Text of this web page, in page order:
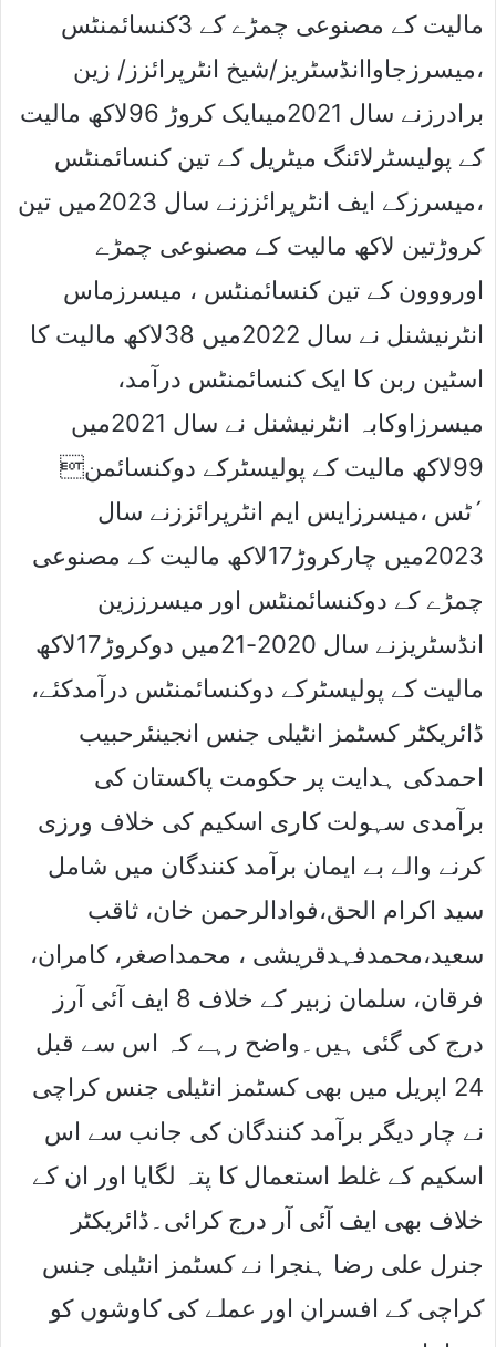
مالیت کے مصنوعی چمڑے کے 3کنسائمنٹس
،میسرزجاواانڈسٹریز/شیخ انٹرپرائزز/ زین
برادرزنے سال 2021میںایک کروڑ 96لاکھ مالیت
کے پولیسٹرلائنگ میٹریل کے تین کنسائمنٹس
،میسرزکے ایف انٹرپرائززنے سال 2023میں تین
کروڑتین لاکھ مالیت کے مصنوعی چمڑے
اورووون کے تین کنسائمنٹس ، میسرزماس
انٹرنیشنل نے سال 2022میں 38لاکھ مالیت کا
اسٹین ربن کا ایک کنسائمنٹس درآمد،
میسرزاوکابہ انٹرنیشنل نے سال 2021میں
99لاکھ مالیت کے پولیسٹرکے دوکنسائمن
´ٹس ،میسرزایس ایم انٹرپرائززنے سال
2023میں چارکروڑ17لاکھ مالیت کے مصنوعی
چمڑے کے دوکنسائمنٹس اور میسرززین
انڈسٹریزنے سال 2020-21میں دوکروڑ17لاکھ
مالیت کے پولیسٹرکے دوکنسائمنٹس درآمدکئے،
ڈائریکٹر کسٹمز انٹیلی جنس انجینئرحبیب
احمدکی ہدایت پر حکومت پاکستان کی
برآمدی سہولت کاری اسکیم کی خلاف ورزی
کرنے والے بے ایمان برآمد کنندگان میں شامل
سید اکرام الحق،فوادالرحمن خان، ثاقب
سعید،محمدفہدقریشی ، محمداصغر، کامران،
فرقان، سلمان زبیر کے خلاف 8 ایف آئی آرز
درج کی گئی ہیں۔واضح رہے کہ اس سے قبل
24 اپریل میں بھی کسٹمز انٹیلی جنس کراچی
نے چار دیگر برآمد کنندگان کی جانب سے اس
اسکیم کے غلط استعمال کا پتہ لگایا اور ان کے
خلاف بھی ایف آئی آر درج کرائی۔ڈائریکٹر
جنرل علی رضا ہنجرا نے کسٹمز انٹیلی جنس
کراچی کے افسران اور عملے کی کاوشوں کو